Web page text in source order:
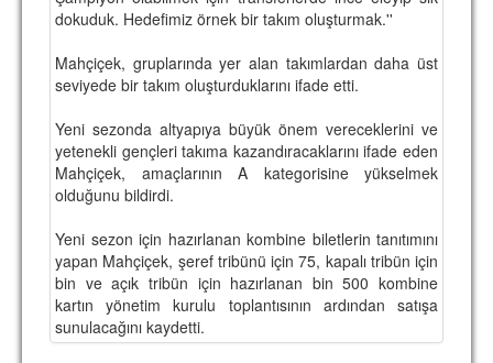
MARŞ & TEZAHÜRATLAR
KULÜP
AMBLEM
SPOR TESİSLERİ
YÖNETİM KURULU
SPONSORLAR
TARİHÇE
TARİHİ BAŞARILAR
dokuduk. Hedefimiz örnek bir takım oluşturmak.''
Mahçiçek, gruplarında yer alan takımlardan daha üst
seviyede bir takım oluşturduklarını ifade etti.
Yeni sezonda altyapıya büyük önem vereceklerini ve
yetenekli gençleri takıma kazandıracaklarını ifade eden
Mahçiçek, amaçlarının A kategorisine yükselmek
olduğunu bildirdi.
Yeni sezon için hazırlanan kombine biletlerin tanıtımını
yapan Mahçiçek, şeref tribünü için 75, kapalı tribün için
bin ve açık tribün için hazırlanan bin 500 kombine
kartın yönetim kurulu toplantısının ardından satışa
sunulacağını kaydetti.